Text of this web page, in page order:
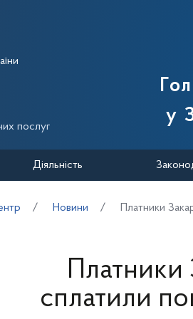
Державної
послуг
у
Діяльність
Новини Платники
Платники
сплатили